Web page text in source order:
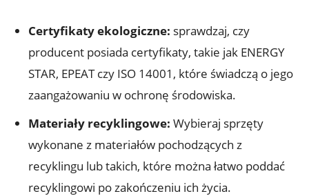
Certyfikaty ekologiczne: sprawdzaj, czy
producent posiada certyfikaty, takie jak ENERGY
STAR, EPEAT czy ISO 14001, które świadczą o jego
zaangażowaniu w ochronę środowiska.
Materiały recyklingowe: Wybieraj sprzęty
wykonane z materiałów pochodzących z
recyklingu lub takich, które można łatwo poddać
recyklingowi po zakończeniu ich życia.